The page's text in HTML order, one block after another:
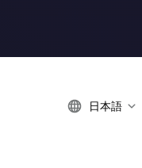
日本語